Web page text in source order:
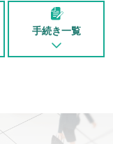
手続き一覧